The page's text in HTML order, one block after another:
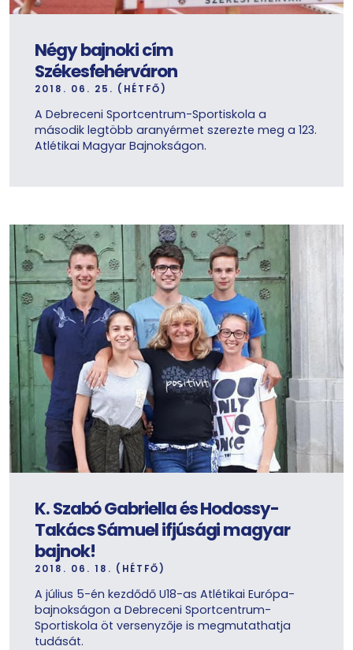
Négy bajnoki cím
Székesfehérváron
2018. 06. 25. (HÉTFŐ)
A Debreceni Sportcentrum-Sportiskola a
második legtöbb aranyérmet szerezte meg a 123.
Atlétikai Magyar Bajnokságon.
K. Szabó Gabriella és Hodossy-
Takács Sámuel ifjúsági magyar
bajnok!
2018. 06. 18. (HÉTFŐ)
A július 5-én kezdődő U18-as Atlétikai Európa-
bajnokságon a Debreceni Sportcentrum-
Sportiskola öt versenyzője is megmutathatja
tudását.